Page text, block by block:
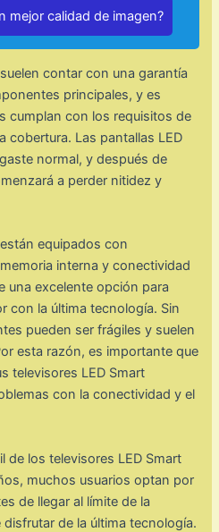
mejor calidad de imagen?
contar con una garantía
principales, y es
cumplan con los requisitos de
cobertura. Las pantallas LED
normal, y después de
a perder nitidez y
equipados con
interna y conectividad
una excelente opción para
con la última tecnología. Sin
pueden ser frágiles y suelen
esta razón, es importante que
televisores LED Smart
con la conectividad y el
de los televisores LED Smart
muchos usuarios optan por
de llegar al límite de la
de la última tecnología.